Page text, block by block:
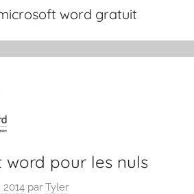
word gratuit
word pour les nuls
2014 par Tyler